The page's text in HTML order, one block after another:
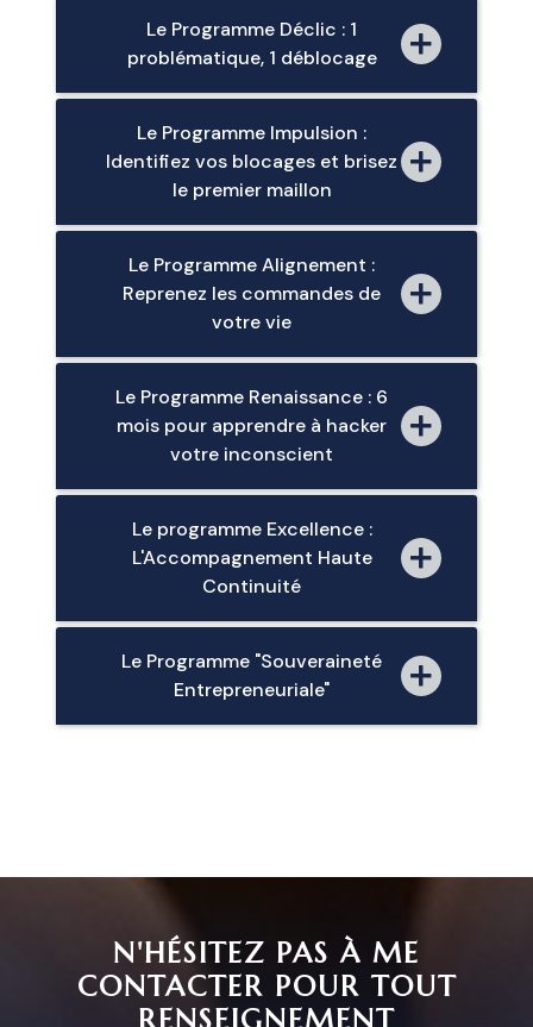
Le Programme Déclic : 1
problématique, 1 déblocage
Le Programme Impulsion :
Identifiez vos blocages et brisez
le premier maillon
Le Programme Alignement :
Reprenez les commandes de
votre vie
Le Programme Renaissance : 6
mois pour apprendre à hacker
votre inconscient
Le programme Excellence :
L'Accompagnement Haute
Continuité
Le Programme "Souveraineté
Entrepreneuriale"
N'HÉSITEZ PAS À ME
CONTACTER POUR TOUT
RENSEIGNEMENT